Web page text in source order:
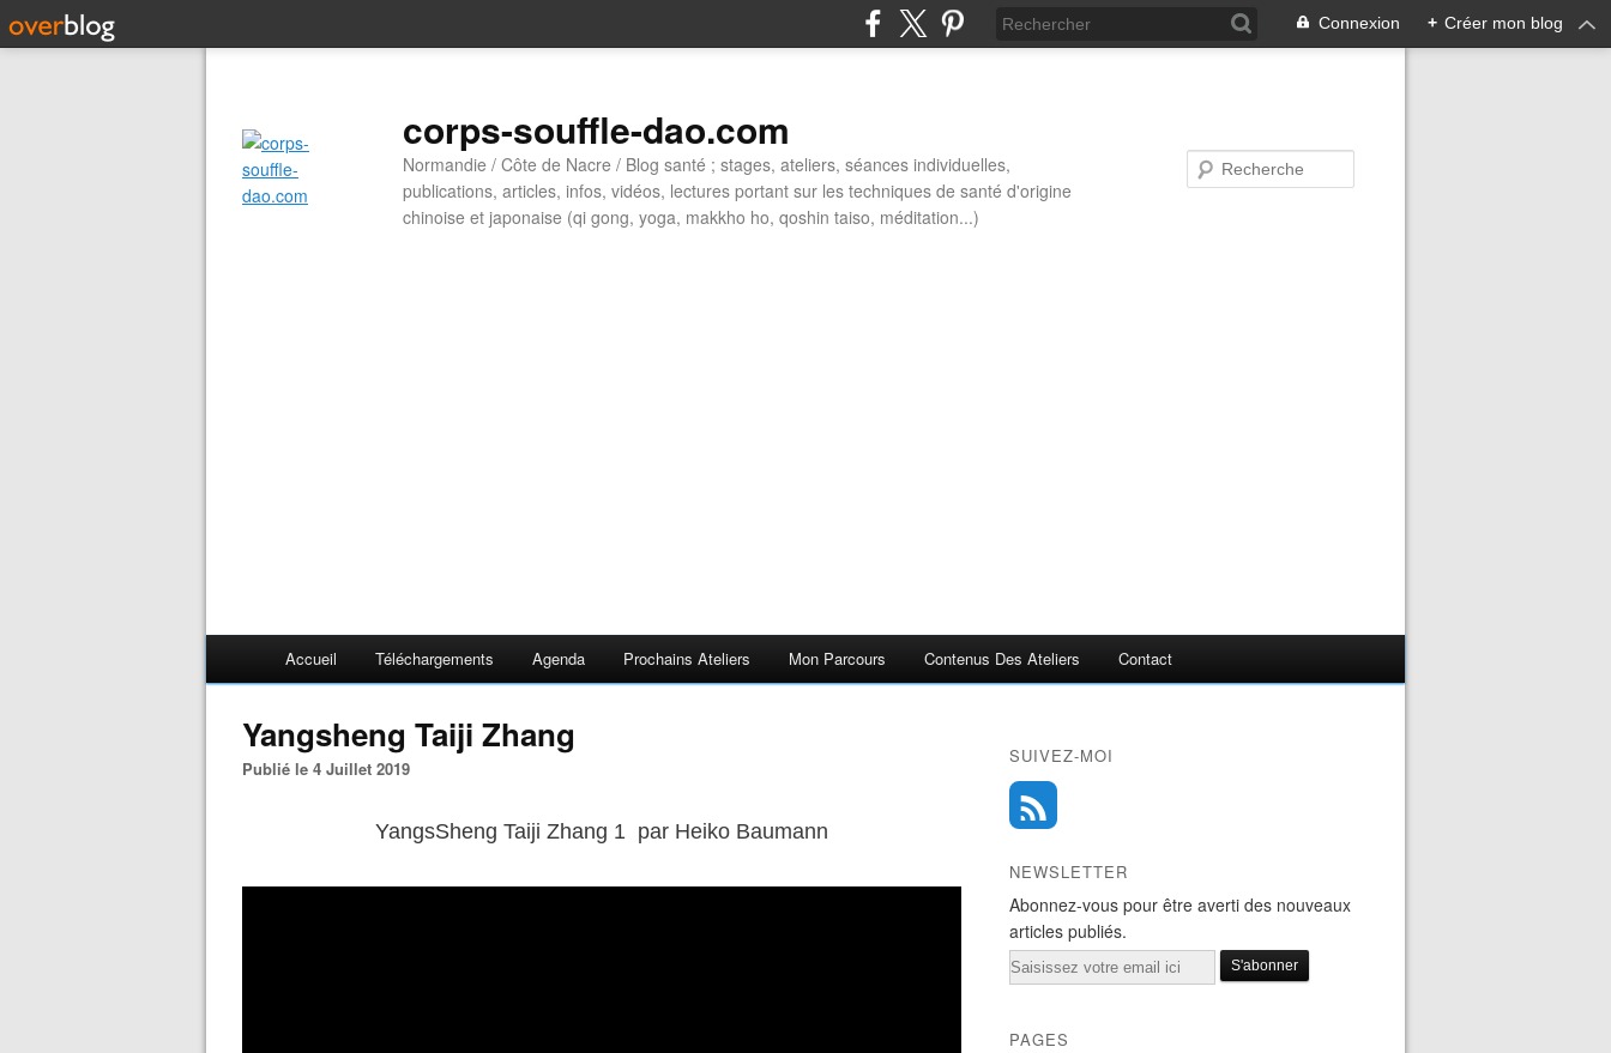
Connexion + Créer mon blog
corps-souffle-dao.com
Normandie / Côte de Nacre / Blog santé ; stages, ateliers, séances individuelles,
publications, articles, infos, vidéos, lectures portant sur les techniques de santé d'origine
chinoise et japonaise (qi gong, yoga, makkho ho, qoshin taiso, méditation...)
Accueil Téléchargements Agenda Prochains Ateliers Mon Parcours Contenus Des Ateliers Contact
Yangsheng Taiji Zhang
Publié le 4 Juillet 2019
YangsSheng Taiji Zhang 1 par Heiko Baumann
SUIVEZ-MOI
NEWSLETTER
Abonnez-vous pour être averti des nouveaux
articles publiés.
Email
PAGES